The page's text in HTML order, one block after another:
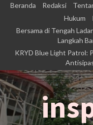
Skip
content
Beranda Redaksi
Hukum
Bersama di Tengah
Langkah
KRYD Blue Light Patrol: